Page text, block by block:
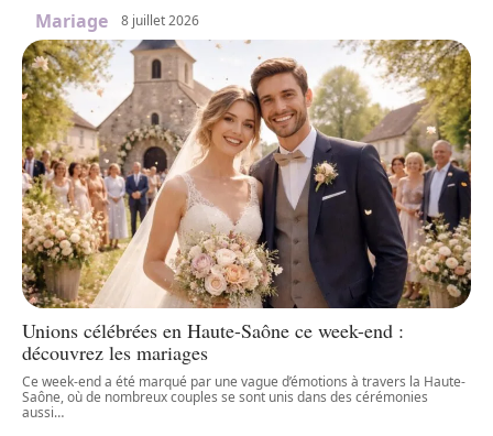
Mariage 8 juillet 2026
Unions célébrées en Haute-Saône ce week-end :
découvrez les mariages
Ce week-end a été marqué par une vague d’émotions à travers la Haute-
Saône, où de nombreux couples se sont unis dans des cérémonies
aussi…